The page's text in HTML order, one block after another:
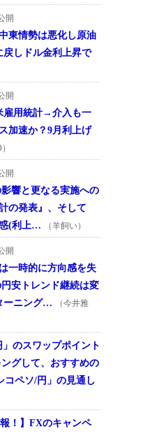
開
東情勢は悪化し原油
戻しドル金利上昇で
開
雇用統計→介入も一
加速か？9月利上げ
開
響と更なる実施への
の発表』、そして
惑(利上…
（羊飼い）
開
一時的に方向感を失
安トレンド継続は変
ーニング…
（今井雅
」のスワップポイント
グして、おすすめの
コペソ/円」の見通し
！】FXのキャンペ